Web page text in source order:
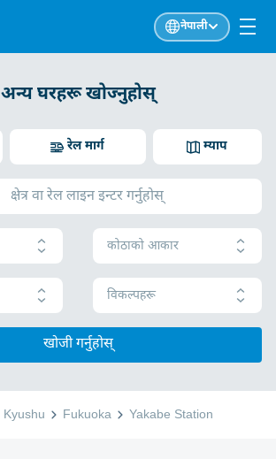
नेपाली
अन्य घरहरू खोज्नुहोस्
म्याप
रेल मार्ग
कोठाको आकार
विकल्पहरू
खोजी गर्नुहोस्
Kyushu Fukuoka Yakabe Station